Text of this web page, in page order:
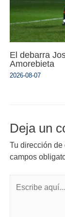
El debarra
Amorebieta
2026-08-07
Deja un
Tu dirección
campos